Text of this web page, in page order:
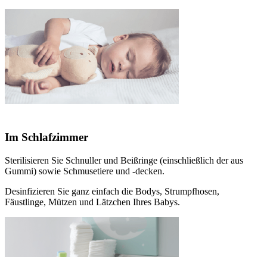
Im Schlafzimmer
Sterilisieren Sie Schnuller und Beißringe (einschließlich der aus
Gummi) sowie Schmusetiere und -decken.
Desinfizieren Sie ganz einfach die Bodys, Strumpfhosen,
Fäustlinge, Mützen und Lätzchen Ihres Babys.